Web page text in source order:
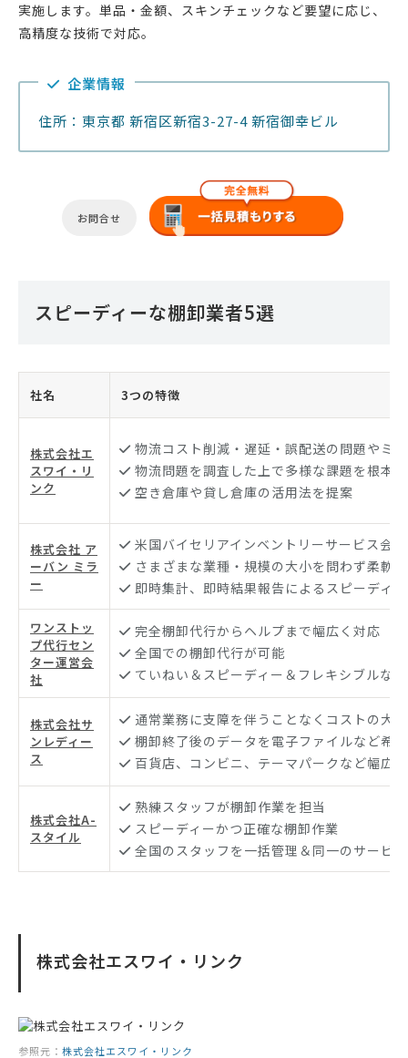
実施します。単品・金額、スキンチェックなど要望に応じ、
高精度な技術で対応。
企業情報
住所：東京都 新宿区新宿3-27-4 新宿御幸ビル
お問合せ
スピーディーな棚卸業者5選
社名 3つの特徴
株式会社エ
スワイ・リ
ンク
物流コスト削減・遅延・誤配送の問題やミ
物流問題を調査した上で多様な課題を根本
空き倉庫や貸し倉庫の活用法を提案
株式会社 ア
ーバン ミラ
ー
米国バイセリアインベントリーサービス会
さまざまな業種・規模の大小を問わず柔軟
即時集計、即時結果報告によるスピーディ
ワンストッ
プ代行セン
ター運営会
社
完全棚卸代行からヘルプまで幅広く対応
全国での棚卸代行が可能
ていねい＆スピーディー＆フレキシブルな
株式会社サ
ンレディー
ス
通常業務に支障を伴うことなくコストの大
棚卸終了後のデータを電子ファイルなど希
百貨店、コンビニ、テーマパークなど幅広
株式会社A-
スタイル
熟練スタッフが棚卸作業を担当
スピーディーかつ正確な棚卸作業
全国のスタッフを一括管理＆同一のサービ
株式会社エスワイ・リンク
参照元： 株式会社エスワイ・リンク